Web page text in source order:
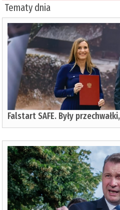
Tematy dnia
Falstart SAFE. Były